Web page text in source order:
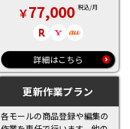
77,000 税込/月
詳細はこちら
更新作業プラン
各モールの商品登録や編集の